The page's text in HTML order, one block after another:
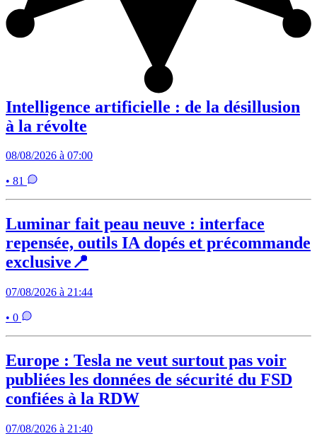
Intelligence artificielle : de la désillusion
à la révolte
08/08/2026 à 07:00
• 81
Luminar fait peau neuve : interface
repensée, outils IA dopés et précommande
exclusive📍
07/08/2026 à 21:44
• 0
Europe : Tesla ne veut surtout pas voir
publiées les données de sécurité du FSD
confiées à la RDW
07/08/2026 à 21:40